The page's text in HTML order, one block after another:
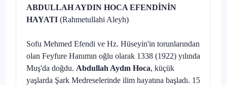
ABDULLAH AYDIN HOCA EFENDİNİN
HAYATI (Rahmetullahi Aleyh)
Sofu Mehmed Efendi ve Hz. Hüseyin'in torunlarından
olan Feyfure Hanımın oğlu olarak 1338 (1922) yılında
Muş'da doğdu. Abdullah Aydın Hoca, küçük
yaşlarda Şark Medreselerinde ilim hayatına başladı. 15